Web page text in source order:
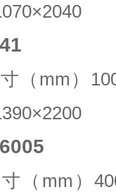
070×2040
（mm）
390×2200
（mm）40